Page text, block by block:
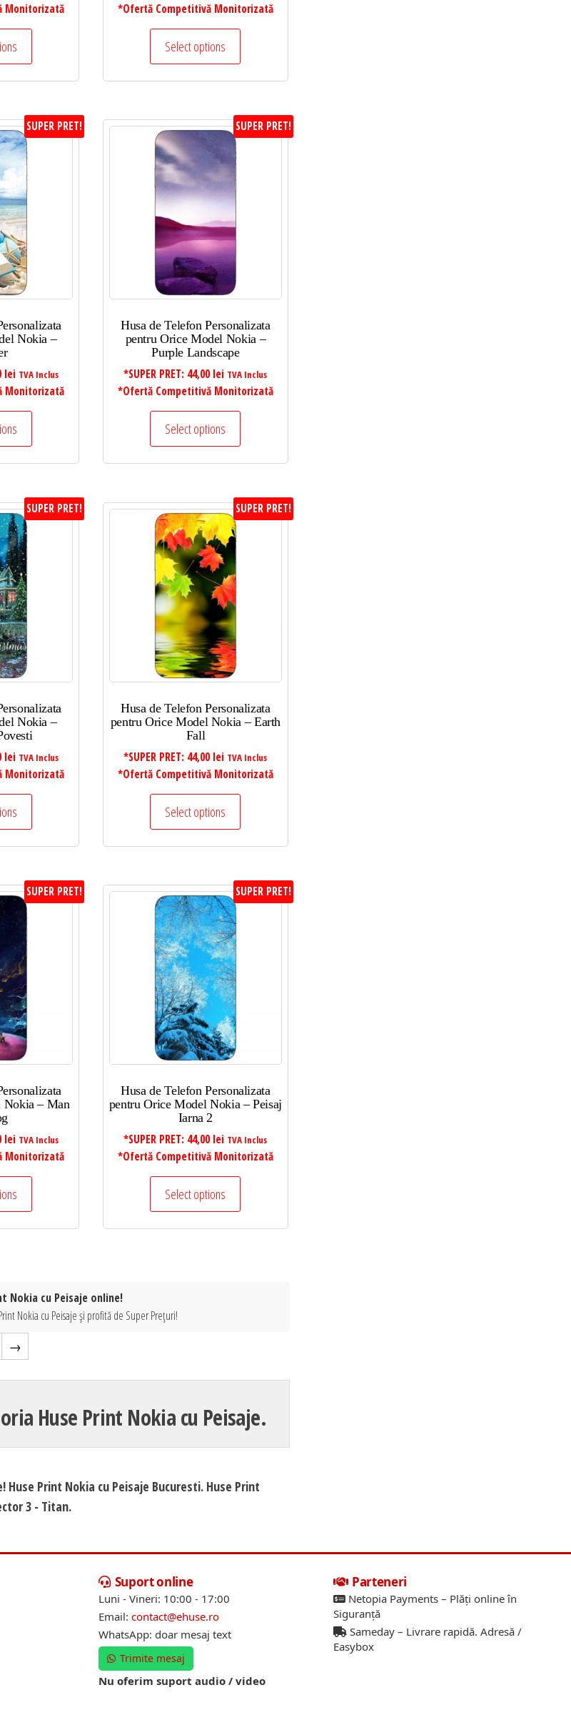
Monitorizată *Ofertă Competitivă Monitorizată
Select options
SUPER PRET!
Nokia –
lei TVA Inclus
Monitorizată
SUPER PRET!
Husa de Telefon Personalizata
pentru Orice Model Nokia –
Purple Landscape
*SUPER PRET: 44,00 lei TVA Inclus
*Ofertă Competitivă Monitorizată
Select options
SUPER PRET!
Nokia –
lei TVA Inclus
Monitorizată
SUPER PRET!
Husa de Telefon Personalizata
pentru Orice Model Nokia – Earth
Fall
*SUPER PRET: 44,00 lei TVA Inclus
*Ofertă Competitivă Monitorizată
Select options
SUPER PRET!
Nokia – Man
lei TVA Inclus
Monitorizată
SUPER PRET!
Husa de Telefon Personalizata
pentru Orice Model Nokia – Peisaj
Iarna 2
*SUPER PRET: 44,00 lei TVA Inclus
*Ofertă Competitivă Monitorizată
Select options
Nokia cu Peisaje online!
Nokia cu Peisaje și profită de Super Prețuri!
→
Huse Print Nokia cu Peisaje.
Print Nokia cu Peisaje Bucuresti. Huse Print
3 - Titan.
Suport online
Luni - Vineri: 10:00 - 17:00
Email: contact@ehuse.ro
WhatsApp: doar mesaj text
Trimite mesaj
Nu oferim suport audio / video
Parteneri
Netopia Payments – Plăți online în
Siguranță
Sameday – Livrare rapidă. Adresă /
Easybox